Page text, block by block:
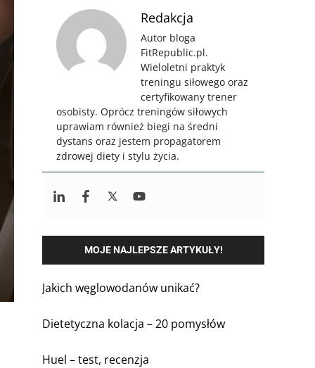
Redakcja
Autor bloga
FitRepublic.pl.
Wieloletni praktyk
treningu siłowego oraz
certyfikowany trener
osobisty. Oprócz treningów siłowych
uprawiam również biegi na średni
dystans oraz jestem propagatorem
zdrowej diety i stylu życia.
MOJE NAJLEPSZE ARTYKUŁY!
Jakich węglowodanów unikać?
Dietetyczna kolacja – 20 pomysłów
Huel – test, recenzja